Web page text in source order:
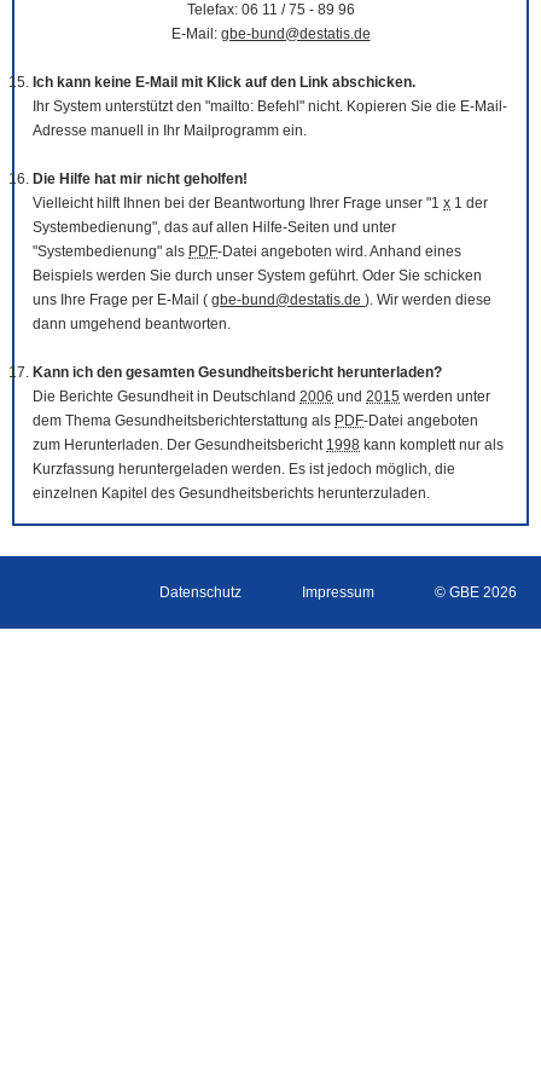
Telefax: 06 11 / 75 - 89 96
E-Mail: gbe-bund@destatis.de
Ich kann keine E-Mail mit Klick auf den Link abschicken.
Ihr System unterstützt den "mailto: Befehl" nicht. Kopieren Sie die E-Mail-
Adresse manuell in Ihr Mailprogramm ein.
Die Hilfe hat mir nicht geholfen!
Vielleicht hilft Ihnen bei der Beantwortung Ihrer Frage unser "1 x 1 der
Systembedienung", das auf allen Hilfe-Seiten und unter
"Systembedienung" als PDF-Datei angeboten wird. Anhand eines
Beispiels werden Sie durch unser System geführt. Oder Sie schicken
uns Ihre Frage per E-Mail ( gbe-bund@destatis.de ). Wir werden diese
dann umgehend beantworten.
Kann ich den gesamten Gesundheitsbericht herunterladen?
Die Berichte Gesundheit in Deutschland 2006 und 2015 werden unter
dem Thema Gesundheitsberichterstattung als PDF-Datei angeboten
zum Herunterladen. Der Gesundheitsbericht 1998 kann komplett nur als
Kurzfassung heruntergeladen werden. Es ist jedoch möglich, die
einzelnen Kapitel des Gesundheitsberichts herunterzuladen.
Datenschutz Impressum © GBE 2026